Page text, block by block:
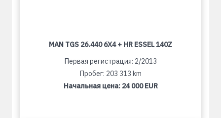
MAN TGS 26.440 6X4 + HR ESSEL 140Z
Первая регистрация: 2/2013
Пробег: 203 313 km
Начальная цена: 24 000 EUR